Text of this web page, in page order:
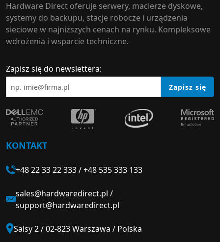
Hardware Direct oferuje serwery, macierze dyskowe,
systemy do backupu, stacje robocze i urządzenia
sieciowe w najniższych cenach na rynku. Kompleksowe
wdrożenia i wsparcie techniczne.
Zapisz się do newslettera:
Zapisz się
KONTAKT
+48 22 33 22 333/+48 535 333 133
sales@hardwaredirect.pl /
support@hardwaredirect.pl
Salsy 2 / 02-823 Warszawa / Polska